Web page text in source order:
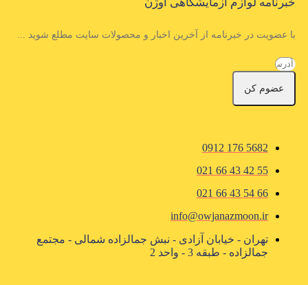
با عضویت در خبرنامه از آخرین اخبار و محصولات سایت مطلع شوید ...
عضوم کن
5682 176 0912
55 42 43 66 021
66 54 43 66 021
info@owjanazmoon.ir
تهران - خیابان آزادی - نبش جمالزاده شمالی - مجتمع
جمالزاده - طبقه 3 - واحد 2